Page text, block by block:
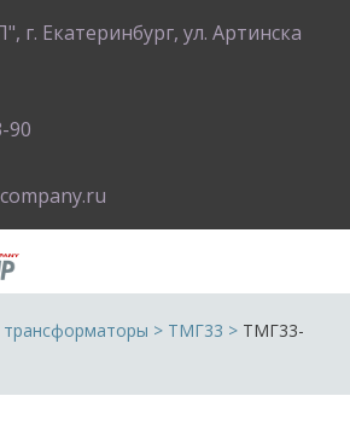
, г. Екатеринбург, ул. Артинска
90
> ТМГ33 > ТМГ33-